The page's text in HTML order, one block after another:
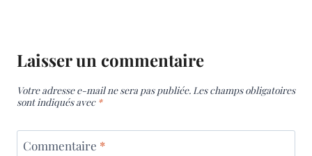
Laisser un commentaire
Votre adresse e-mail ne sera pas publiée. Les champs obligatoires
sont indiqués avec *
Commentaire *